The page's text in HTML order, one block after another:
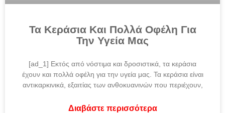
Τα Κεράσια Και Πολλά Οφέλη Για
Την Υγεία Μας
[ad_1] Εκτός από νόστιμα και δροσιστικά, τα κεράσια
έχουν και πολλά οφέλη για την υγεία μας. Τα κεράσια είναι
αντικαρκινικά, εξαιτίας των ανθοκυανινών που περιέχουν,
Διαβάστε περισσότερα